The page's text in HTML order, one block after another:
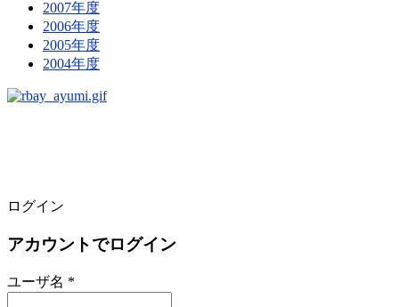
2007年度
2006年度
2005年度
2004年度
ログイン
アカウントでログイン
ユーザ名 *